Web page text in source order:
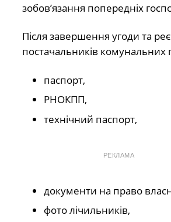
зобов’язання попередніх
Після завершення угоди та
постачальників комунальних
паспорт,
РНОКПП,
технічний паспорт,
РЕКЛАМА
документи на право
фото лічильників,